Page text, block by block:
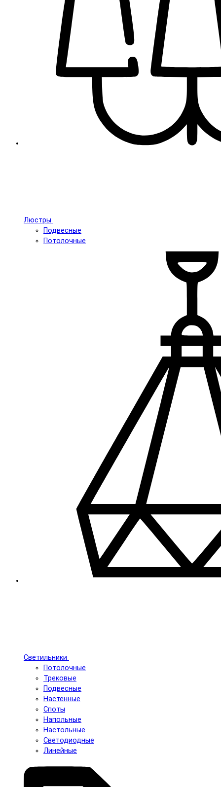
Люстры
Подвесные
Потолочные
Светильники
Потолочные
Трековые
Подвесные
Настенные
Споты
Напольные
Настольные
Светодиодные
Линейные